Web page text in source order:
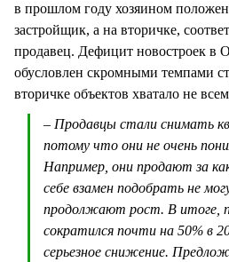
в прошлом году хозяином
застройщик, а на вторичке,
продавец. Дефицит новостроек в
обусловлен скромными темпами
вторичке объектов хватало не
– Продавцы стали снимать
потому что они не очень
Например, они продают за
себе взамен подобрать не
продолжают рост. В итоге,
сократился почти на 50% в
серьезное снижение.